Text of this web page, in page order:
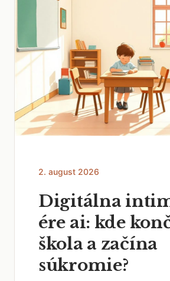
2. august 2026
Digitálna
ére ai: kde
škola a začína
súkromie?